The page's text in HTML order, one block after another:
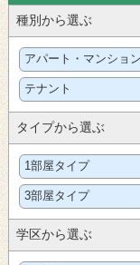
種別から選ぶ
アパート・マンション
テナント
タイプから選ぶ
1部屋タイプ
3部屋タイプ
学区から選ぶ